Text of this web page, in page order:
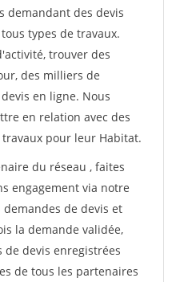
demandant des devis
types de travaux.
trouver des
des milliers de
en ligne. Nous
en relation avec des
pour leur Habitat.
du réseau , faites
engagement via notre
de devis et
la demande validée,
de devis enregistrées
de tous les partenaires